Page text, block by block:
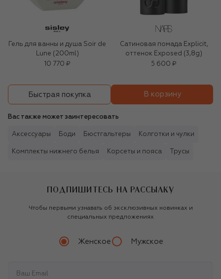
Гель для ванны и душа Soir de
Lune (200ml)
10 770 ₽
Сатиновая помада Explicit,
оттенок Exposed (3,8g)
5 600 ₽
Быстрая покупка В корзину
Вас также может заинтересовать
Аксессуары Боди Бюстгальтеры Колготки и чулки
Комплекты нижнего белья Корсеты и пояса Трусы
ПОДПИШИТЕСЬ НА РАССЫЛКУ
Чтобы первыми узнавать об эксклюзивных новинках и
специальных предложениях
Женское Мужское